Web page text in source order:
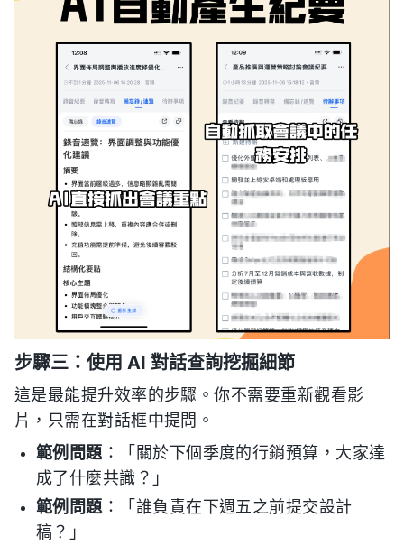
步驟三：使用 AI 對話查詢挖掘細節
這是最能提升效率的步驟。你不需要重新觀看影
片，只需在對話框中提問。
範例問題：「關於下個季度的行銷預算，大家達
成了什麼共識？」
範例問題：「誰負責在下週五之前提交設計
稿？」